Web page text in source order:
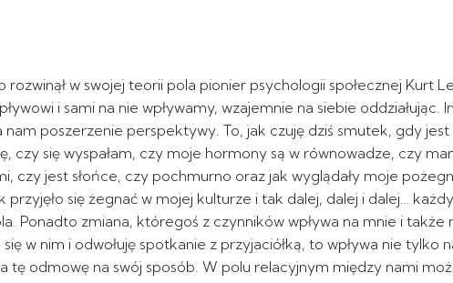
w swojej teorii pola pionier psychologii społecznej Kurt
i sami na nie wpływamy, wzajemnie na siebie oddziałując.
poszerzenie perspektywy. To, jak czuję dziś smutek, gdy
czy się wyspałam, czy moje hormony są w równowadze, czy
czy jest słońce, czy pochmurno oraz jak wyglądały moje
się żegnać w mojej kulturze i tak dalej, dalej i dalej…
Ponadto zmiana, któregoś z czynników wpływa na mnie i
w nim i odwołuję spotkanie z przyjaciółką, to wpływa nie tylko
tę odmowę na swój sposób. W polu relacyjnym między nami